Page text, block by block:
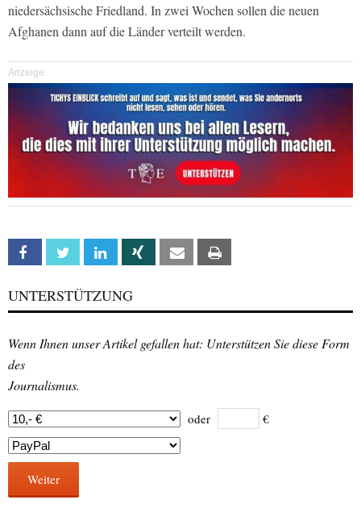
niedersächsische Friedland. In zwei Wochen sollen die neuen
Afghanen dann auf die Länder verteilt werden.
Anzeige
Facebook Twitter Linkedin Xing Email
UNTERSTÜTZUNG
Wenn Ihnen unser Artikel gefallen hat: Unterstützen Sie diese Form
des
Journalismus.
oder €
Weiter